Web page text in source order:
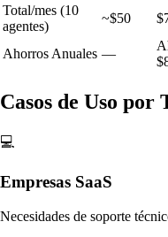
Total/mes (10
agentes)
~$50
Ahorros Anuales —
Casos de Uso por
💻
Empresas SaaS
Necesidades de soporte